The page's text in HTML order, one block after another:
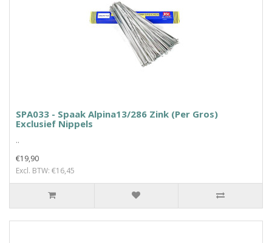
SPA033 - Spaak Alpina13/286 Zink (Per Gros)
Exclusief Nippels
..
€19,90
Excl. BTW: €16,45